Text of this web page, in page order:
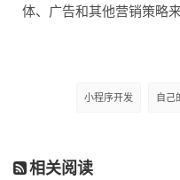
体、广告和其他营销策略
小程序开发 自己
相关阅读